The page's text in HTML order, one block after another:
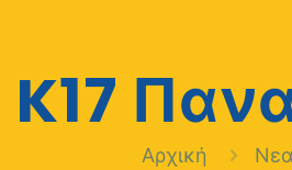
K17
Αρχική Νεα